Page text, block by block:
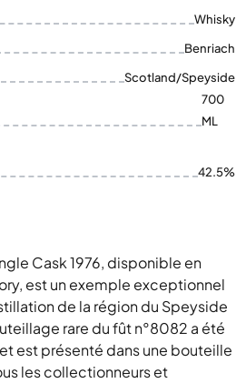
Whisky
Benriach
Scotland/Speyside
700
ML
42.5%
Cask 1976, disponible en
est un exemple exceptionnel
de la région du Speyside
rare du fût n°8082 a été
est présenté dans une bouteille
les collectionneurs et